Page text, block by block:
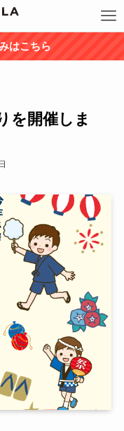
はこちら
を開催しま